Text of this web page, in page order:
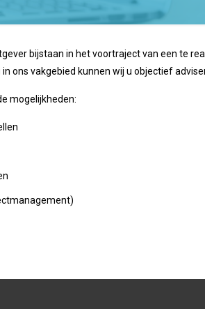
bijstaan in het voortraject van een te
ons vakgebied kunnen wij u objectief
mogelijkheden: